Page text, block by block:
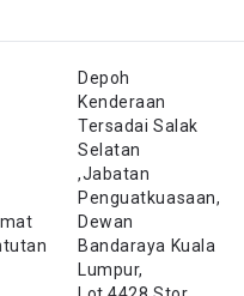
Depoh
Kenderaan
Tersadai Salak
Selatan
,Jabatan
Penguatkuasaan,
Dewan
Bandaraya Kuala
Lumpur,